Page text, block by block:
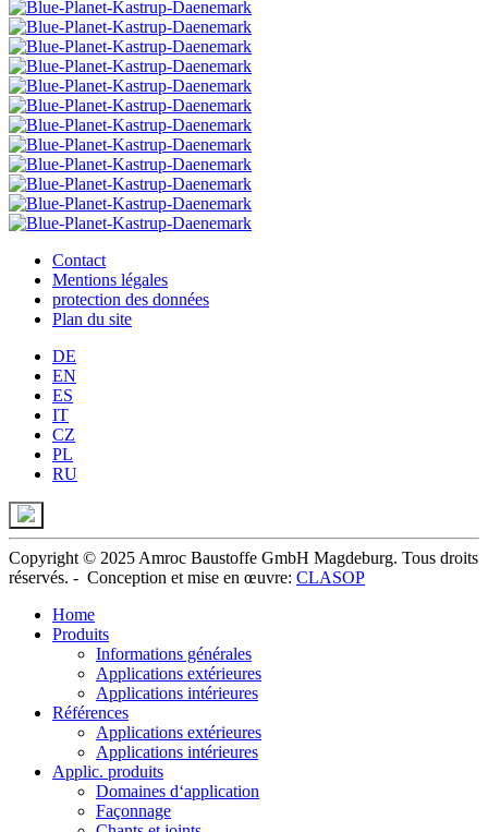
Contact
Mentions légales
protection des données
Plan du site
DE
EN
ES
IT
CZ
PL
RU
Copyright © 2025 Amroc Baustoffe GmbH Magdeburg. Tous droits
réservés. - Conception et mise en œuvre: CLASOP
Home
Produits
Informations générales
Applications extérieures
Applications intérieures
Références
Applications extérieures
Applications intérieures
Applic. produits
Domaines d‘application
Façonnage